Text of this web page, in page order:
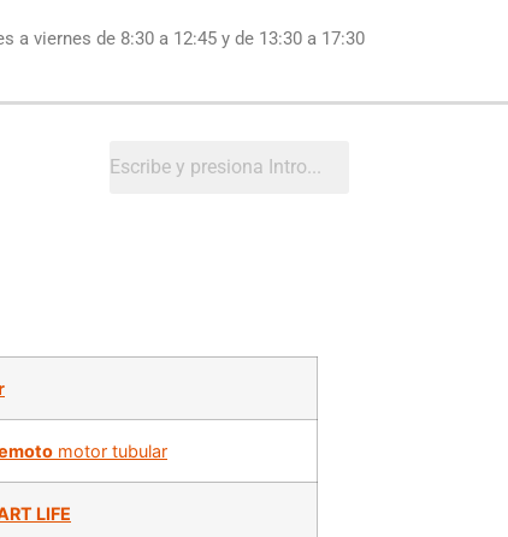
a viernes de 8:30 a 12:45 y de 13:30 a 17:30
motor tubular
LIFE